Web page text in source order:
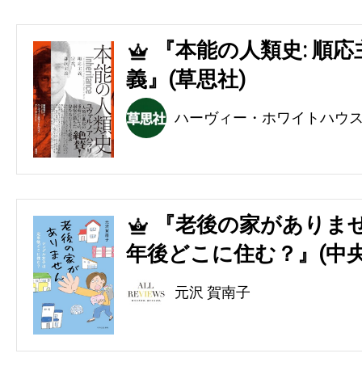
4
『本能の人類史: 順
義』(草思社)
ハーヴィー・ホワイトハウ
5
『老後の家があり
年後どこに住む？』(中
元沢 賀南子